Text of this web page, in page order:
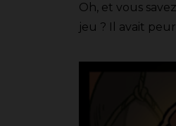
Oh, et vous
jeu ? Il avait